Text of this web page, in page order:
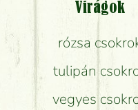
Virágok
rózsa
tulipán
vegyes